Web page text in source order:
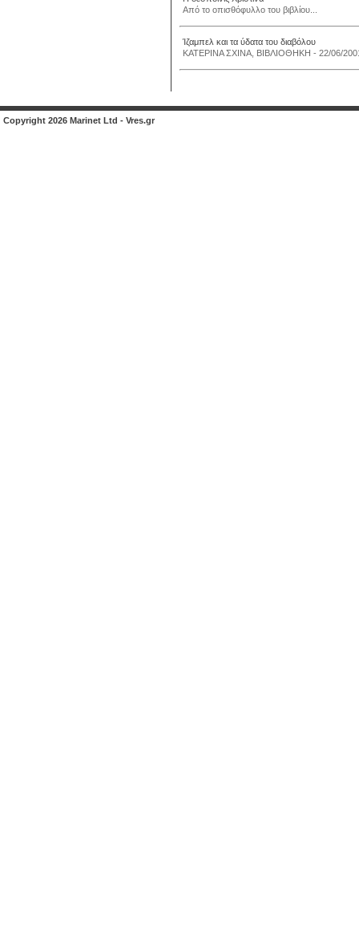
Από το οπισθόφυλλο του βιβλίου...
Ίζαμπελ και τα ύδατα του διαβόλου
ΚΑΤΕΡΙΝΑ ΣΧΙΝΑ, ΒΙΒΛΙΟΘΗΚΗ - 22/06/
Copyright 2026 Marinet Ltd - Vres.gr